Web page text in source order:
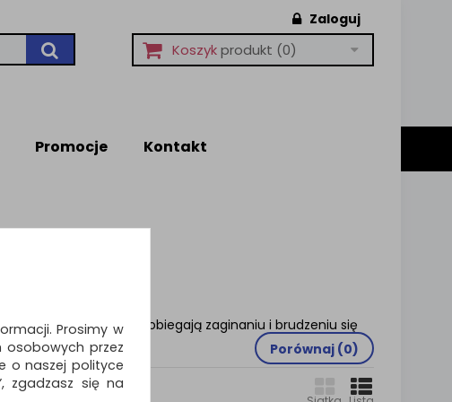
Zaloguj
Koszykprodukt (0)
Promocje Kontakt
zapobiegają zaginaniu i brudzeniu się
Porównaj (0)
Prosimy w
przez
o naszej polityce
zgadzasz się na